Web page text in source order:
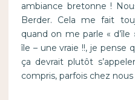
ambiance bretonne !
Berder. Cela me fait
quand on me parle «
île – une vraie !!, je pense
ça devrait plutôt
compris, parfois chez